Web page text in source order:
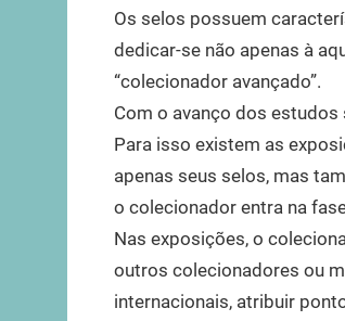
Os selos possuem
dedicar-se não apenas à
“colecionador avançado”.
Com o avanço dos
Para isso existem as
apenas seus selos, mas
o colecionador entra na
Nas exposições, o
outros colecionadores ou
internacionais, atribuir